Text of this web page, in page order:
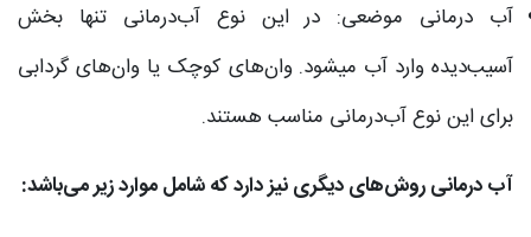
آب‌ درمانی موضعی: در این نوع آب‌درمانی تنها بخش
آسیب‌دیده وارد آب می‎شود. وان‌های کوچک یا وان‌های گردابی
برای این نوع آب‌درمانی مناسب هستند.
آب‌ درمانی روش‌های دیگری نیز دارد که شامل موارد زیر می‌باشد: